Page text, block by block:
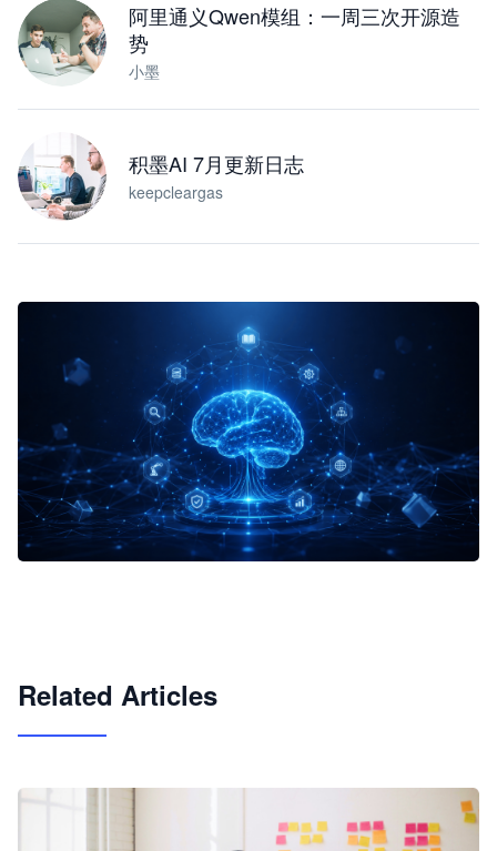
阿里通义Qwen模组：一周三次开源造
势
小墨
积墨AI 7月更新日志
keepcleargas
Related Articles